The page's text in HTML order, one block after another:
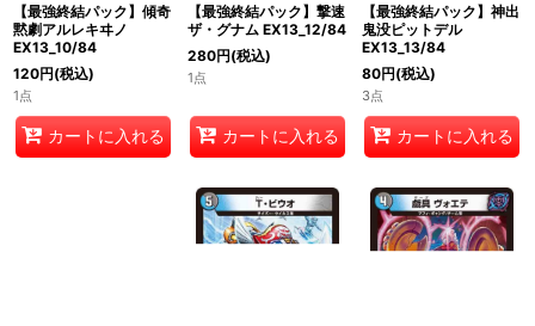
【最強終結パック】傾奇
黙劇アルレキヰノ
EX13_10/84
120円(税込)
1点
カートに入れる
【最強終結パック】撃速
ザ・グナム EX13_12/84
280円(税込)
1点
カートに入れる
【最強終結パック】神出
鬼没ピットデル
EX13_13/84
80円(税込)
3点
カートに入れる